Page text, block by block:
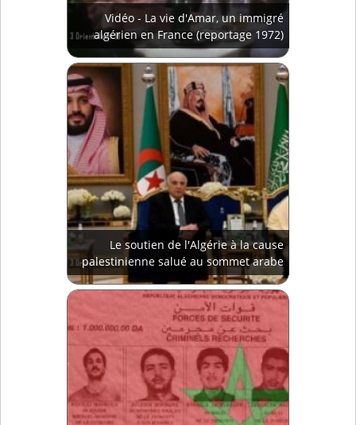
Vidéo - La vie d'Amar, un immigré
algérien en France (reportage 1972)
Le soutien de l'Algérie à la cause
palestinienne salué au sommet arabe